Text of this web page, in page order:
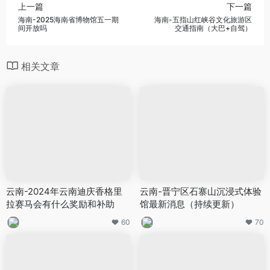
上一篇
海南-2025海南省博物馆五一期
间开放吗
下一篇
海南-五指山红峡谷文化旅游区
交通指南（大巴+自驾）
相关文章
云南-2024年云南迪庆香格里
拉赛马会有什么奖励和补助
60
云南-晋宁区石寨山沉浸式体验
馆最新消息（持续更新）
70